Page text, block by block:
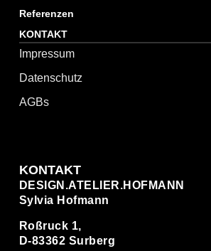
Referenzen
KONTAKT
Impressum
Datenschutz
AGBs
KONTAKT
DESIGN.ATELIER.HOFMANN
Sylvia Hofmann
Roßruck 1,
D-83362 Surberg